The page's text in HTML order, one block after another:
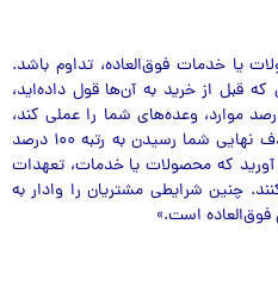
یا خدمات فوق‌العاده، تداوم باشد.
که قبل از خرید به آن‌ها قول داده‌اید،
ببرند. اگر محصول شما در ۹۰ درصد موارد، وعده‌های شما را عملی کند،
رتبه کیفیت شما ۹۰ درصد است. هدف نهایی شما رسیدن به رتبه ۱۰۰ درصد
که محصولات یا خدمات،‌ تعهدات
چنین شرایطی مشتریان را وادار به
است.»